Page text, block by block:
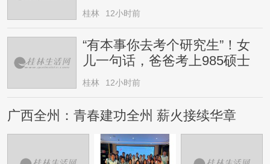
桂林 12小时前
“有本事你去考个研究生”！女
儿一句话，爸爸考上985硕士
桂林 12小时前
广西全州：青春建功全州 薪火接续华章